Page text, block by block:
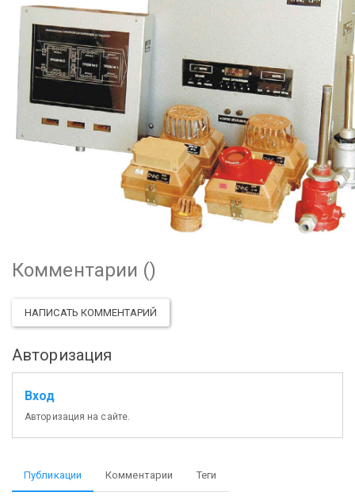
Комментарии ()
НАПИСАТЬ КОММЕНТАРИЙ
Авторизация
Вход
Авторизация на сайте.
Публикации Комментарии Теги